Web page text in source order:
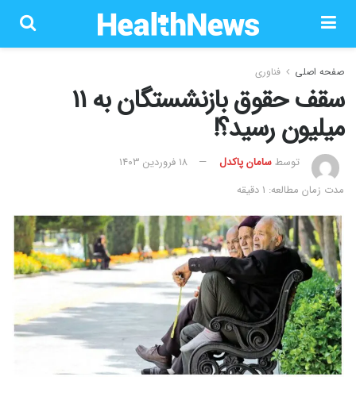
صفحه اصلی فناوری
سقف حقوق بازنشستگان به 11
میلیون رسید؟!
توسطسامان پاکدل
۱۸ فروردین ۱۴۰۳
مدت زمان مطالعه: 1 دقیقه